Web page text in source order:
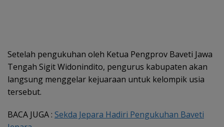
Setelah pengukuhan oleh Ketua Pengprov Baveti Jawa
Tengah Sigit Widonindito, pengurus kabupaten akan
langsung menggelar kejuaraan untuk kelompik usia
tersebut.
BACA JUGA : Sekda Jepara Hadiri Pengukuhan Baveti